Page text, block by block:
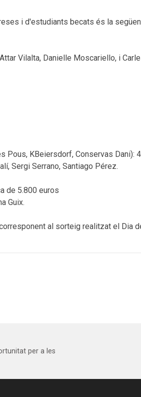
i d'estudiants becats és la
Vilalta, Danielle Moscariello, i
Pous, KBeiersdorf, Conservas Dani):
Sergi Serrano, Santiago Pérez.
de 5.800 euros
Guix.
al sorteig realitzat el Dia
per a les